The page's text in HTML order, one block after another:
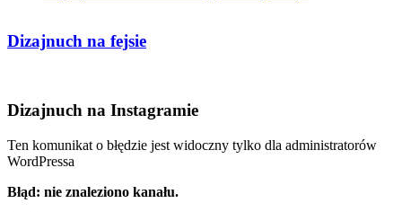
Dizajnuch na fejsie
Dizajnuch na Instagramie
Ten komunikat o błędzie jest widoczny tylko dla administratorów
WordPressa
Błąd: nie znaleziono kanału.